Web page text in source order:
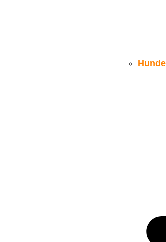
Hunde